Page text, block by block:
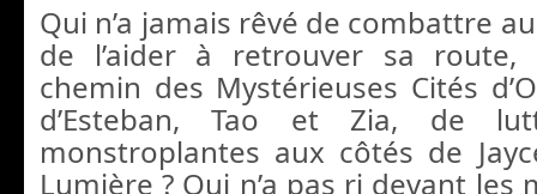
Qui n’a jamais rêvé de combattre
de l’aider à retrouver sa
chemin des Mystérieuses Cités
d’Esteban, Tao et Zia, de
monstroplantes aux côtés de
Lumière ? Qui n’a pas ri devant les